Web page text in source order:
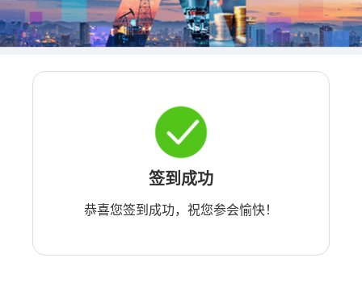
签到成功
恭喜您签到成功，祝您参会愉快！